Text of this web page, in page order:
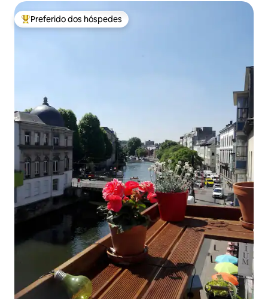
Entre os melhores preferidos dos hóspedes
Preferido dos hóspedes